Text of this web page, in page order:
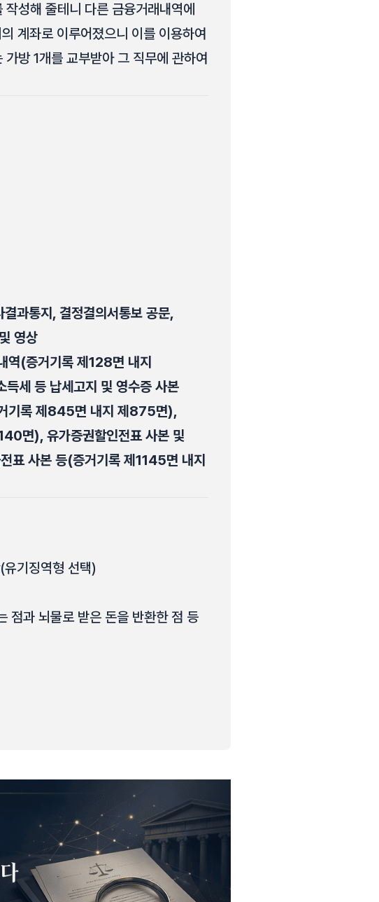
성해 줄테니 다른 금융거래내역에
계좌로 이루어졌으니 이를 이용하여
방 1개를 교부받아 그 직무에 관하여
과통지, 결정결의서통보 공문,
영상
역(증거기록 제128면 내지
세 등 납세고지 및 영수증 사본
기록 제845면 내지 제875면),
면), 유가증권할인전표 사본 및
표 사본 등(증거기록 제1145면 내지
기징역형 선택)
점과 뇌물로 받은 돈을 반환한 점 등